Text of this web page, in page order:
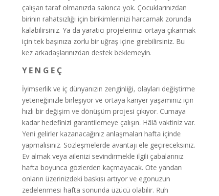
çalışan taraf olmanızda sakınca yok. Çocuklarınızdan
birinin rahatsızlığı için birikimlerinizi harcamak zorunda
kalabilirsiniz. Ya da yaratıcı projelerinizi ortaya çıkarmak
için tek başınıza zorlu bir uğraş içine girebilirsiniz. Bu
kez arkadaşlarınızdan destek beklemeyin.
Y E N G E Ç
İyimserlik ve iç dünyanızın zenginliği, olayları değiştirme
yeteneğinizle birleşiyor ve ortaya kariyer yaşamınız için
hızlı bir değişim ve dönüşüm projesi çıkıyor. Cumaya
kadar hedefinizi garantilemeye çalışın. Hâlâ vaktiniz var.
Yeni gelirler kazanacağınız anlaşmaları hafta içinde
yapmalısınız. Sözleşmelerde avantajı ele geçireceksiniz.
Ev almak veya ailenizi sevindirmekle ilgili çabalarınız
hafta boyunca gözlerden kaçmayacak. Öte yandan
onların üzerinizdeki baskısı artıyor ve egonuzun
zedelenmesi hafta sonunda üzücü olabilir. Ruh